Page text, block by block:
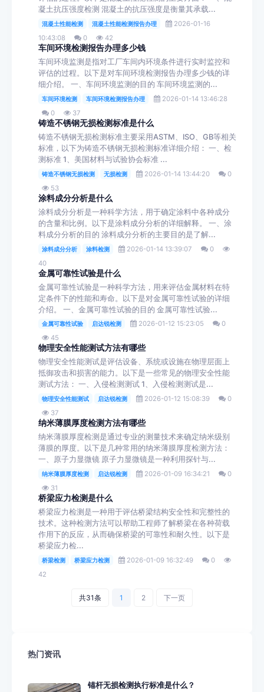
凝土抗压强度检测 混凝土的抗压强度是衡量其承载...
混凝土性能检测 混凝土性能检测报告办理
2026-01-16
10:43:08
0 42
车间环境检测报告办理多少钱
车间环境监测是指对工厂车间内环境条件进行实时监控和
评估的过程。以下是对车间环境检测报告办理多少钱的详
细介绍。 一、车间环境监测的目的 车间环境监测的...
车间环境检测 车间环境检测报告办理
2026-01-14 13:46:28
0
37
铸造不锈钢无损检测标准是什么
铸造不锈钢无损检测标准主要采用ASTM、ISO、GB等相关
标准，以下为铸造不锈钢无损检测标准详细介绍： 一、检
测标准 1、美国材料与试验协会标准 ...
铸造不锈钢无损检测 无损检测 2026-01-14 13:44:20
0
53
涂料成分分析是什么
涂料成分分析是一种科学方法，用于确定涂料中各种成分
的含量和比例。以下是涂料成分分析的详细解释。 一、涂
料成分分析的目的 涂料成分分析的主要目的是了解...
涂料成分分析 涂料检测 2026-01-14 13:39:07
0
40
金属可靠性试验是什么
金属可靠性试验是一种科学方法，用来评估金属材料在特
定条件下的性能和寿命。以下是对金属可靠性试验的详细
介绍。 一、金属可靠性试验的目的 金属可靠性试验...
金属可靠性试验 启达锐检测 2026-01-12 15:23:05
0
45
物理安全性能测试方法有哪些
物理安全性能测试是评估设备、系统或设施在物理层面上
抵御攻击和损害的能力。以下是一些常见的物理安全性能
测试方法： 一、入侵检测测试 1、入侵检测测试是...
物理安全性能测试 启达锐检测 2026-01-12 15:08:39
0
37
纳米薄膜厚度检测方法有哪些
纳米薄膜厚度检测是通过专业的测量技术来确定纳米级别
薄膜的厚度。以下是几种常用的纳米薄膜厚度检测方法：
一、原子力显微镜 原子力显微镜是一种利用探针与...
纳米薄膜厚度检测 启达锐检测 2026-01-09 16:34:21
0
31
桥梁应力检测是什么
桥梁应力检测是一种用于评估桥梁结构安全性和完整性的
技术。这种检测方法可以帮助工程师了解桥梁在各种荷载
作用下的反应，从而确保桥梁的可靠性和耐久性。以下是
桥梁应力检...
桥梁检测 桥梁应力检测 2026-01-09 16:32:49
0
42
共31条 1 2 下一页
热门资讯
锚杆无损检测执行标准是什么？